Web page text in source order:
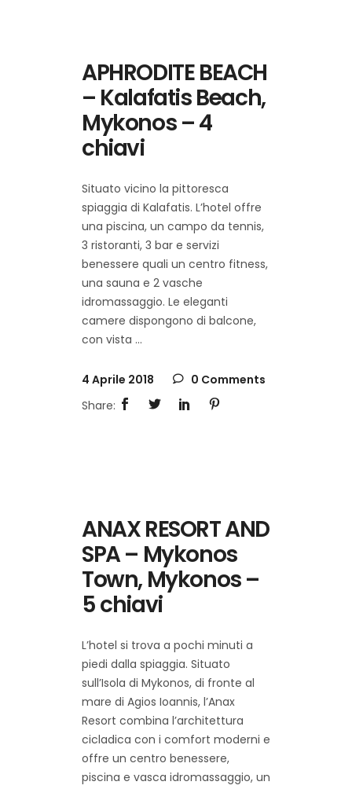
APHRODITE BEACH
– Kalafatis Beach,
Mykonos – 4
chiavi
Situato vicino la pittoresca
spiaggia di Kalafatis. L’hotel offre
una piscina, un campo da tennis,
3 ristoranti, 3 bar e servizi
benessere quali un centro fitness,
una sauna e 2 vasche
idromassaggio. Le eleganti
camere dispongono di balcone,
con vista
4 Aprile 2018 0 Comments
ANAX RESORT AND
SPA – Mykonos
Town, Mykonos –
5 chiavi
L’hotel si trova a pochi minuti a
piedi dalla spiaggia. Situato
sull’Isola di Mykonos, di fronte al
mare di Agios Ioannis, l’Anax
Resort combina l’architettura
cicladica con i comfort moderni e
offre un centro benessere,
piscina e vasca idromassaggio, un